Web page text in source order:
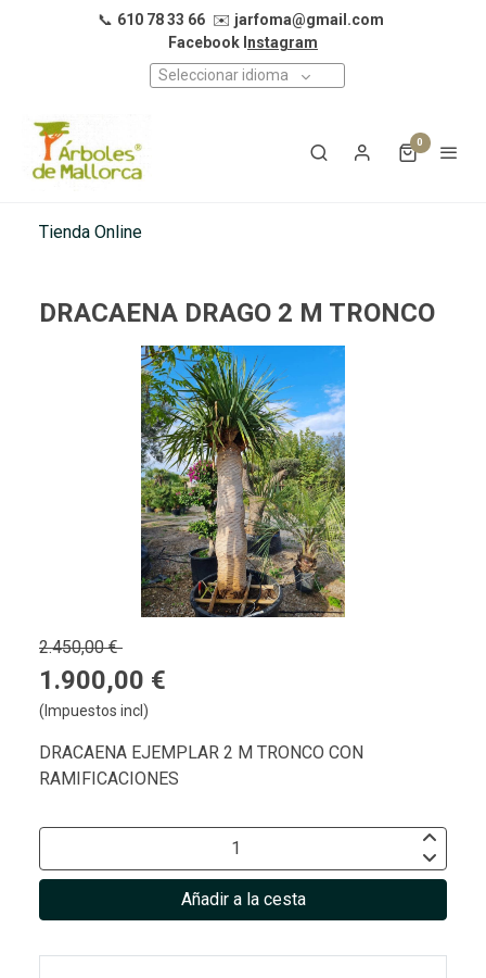
📞 610 78 33 66 ✉️ jarfoma@gmail.com
Facebook I nstagram
Seleccionar idioma
0
Tienda Online
DRACAENA DRAGO 2 M TRONCO
2.450,00 €
1.900,00 €
(Impuestos incl)
DRACAENA EJEMPLAR 2 M TRONCO CON
RAMIFICACIONES
Añadir a la cesta